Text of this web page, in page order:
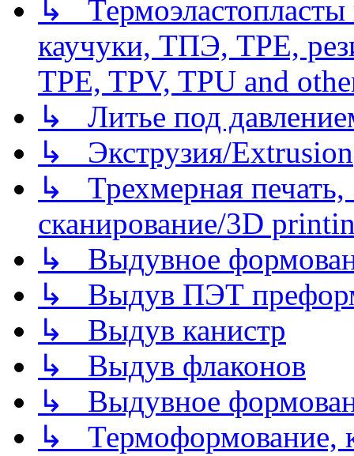
↳
каучуки, ТПЭ, TPE,
TPE, TPV, TPU and
↳ Литье под
↳ Экструзия/Extrusion
↳ Трехмерная
сканирование/3D
↳ Выдувное
↳ Выдув ПЭТ
↳ Выдув канистр
↳ Выдув флаконов
↳ Выдувное
↳ Термоформование,